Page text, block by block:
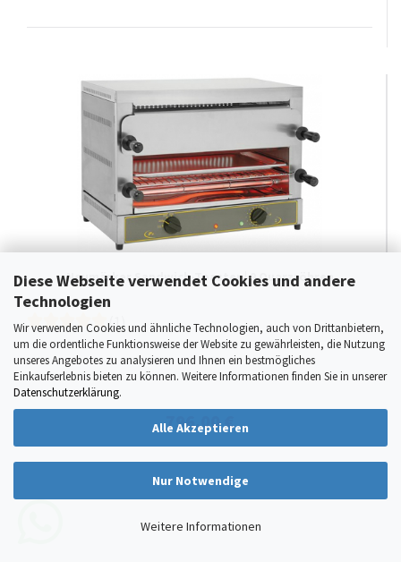
Diese Webseite verwendet Cookies und andere
Technologien
Wir verwenden Cookies und ähnliche Technologien, auch von Drittanbietern,
um die ordentliche Funktionsweise der Website zu gewährleisten, die Nutzung
unseres Angebotes zu analysieren und Ihnen ein bestmögliches
Einkaufserlebnis bieten zu können. Weitere Informationen finden Sie in unserer
Datenschutzerklärung.
Alle Akzeptieren
Nur Notwendige
Weitere Informationen
Neumärker Sandwich-Toaster | 9 Quarzröhren
(1)
796,00 €